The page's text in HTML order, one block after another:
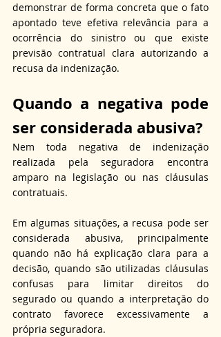
demonstrar de forma concreta que o fato
apontado teve efetiva relevância para a
ocorrência do sinistro ou que existe
previsão contratual clara autorizando a
recusa da indenização.
Quando a negativa
ser considerada abusiva?
Nem toda negativa de indenização
realizada pela seguradora encontra
amparo na legislação ou nas cláusulas
contratuais.
Em algumas situações, a recusa pode ser
considerada abusiva, principalmente
quando não há explicação clara para a
decisão, quando são utilizadas cláusulas
confusas para limitar direitos do
segurado ou quando a interpretação do
contrato favorece excessivamente a
própria seguradora.